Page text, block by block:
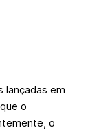
lançadas em
o
o